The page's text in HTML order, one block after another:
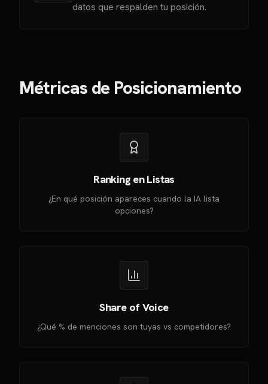
datos que respalden tu posición.
Métricas de Posicionamiento
Ranking en Listas
¿En qué posición apareces cuando la IA lista
opciones?
Share of Voice
¿Qué % de menciones son tuyas vs competidores?